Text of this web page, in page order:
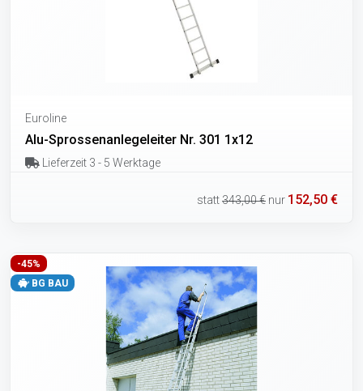
Euroline
Alu-Sprossenanlegeleiter Nr. 301 1x12
Lieferzeit 3 - 5 Werktage
statt343,00 € nur 152,50 €
-45%
BG BAU